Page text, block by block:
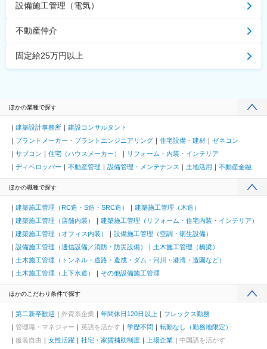
設備施工管理（電気）
不動産仲介
固定給25万円以上
ほかの業種で探す
建築設計事務所
建設コンサルタント
プラントメーカー・プラントエンジニアリング
住宅設備・建材
ゼネコン
サブコン
住宅（ハウスメーカー）
リフォーム・内装・インテリア
ディベロッパー
不動産管理 設備管理・メンテナンス 土地活用 不動産金融
ほかの職種で探す
建築施工管理（RC造・S造・SRC造）
建築施工管理（木造）
建築施工管理（店舗内装）
建築施工管理（リフォーム・住宅内装・インテリア）
建築施工管理（オフィス内装）
設備施工管理（空調・衛生設備）
設備施工管理（通信設備／消防・防災設備）
土木施工管理（橋梁）
土木施工管理（トンネル・道路・造成・ダム・河川・港湾・造園など）
土木施工管理（上下水道）
その他設備施工管理
ほかのこだわり条件で探す
第二新卒歓迎 外資系企業 年間休日120日以上
フレックス勤務
管理職・マネジャー
英語を活かす 学歴不問
転勤なし（勤務地限定）
服装自由
女性活躍 社宅・家賃補助制度 上場企業
中国語を活かす